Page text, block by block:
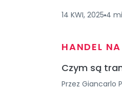
14 KWI, 2025 4
HANDEL
Czym są
Przez Giancarlo